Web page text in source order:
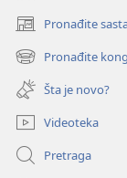
Pronađite
(otvara
novi
prozor)
Pronađite
(otvara
novi
prozor)
Šta je novo?
Videoteka
Pretraga